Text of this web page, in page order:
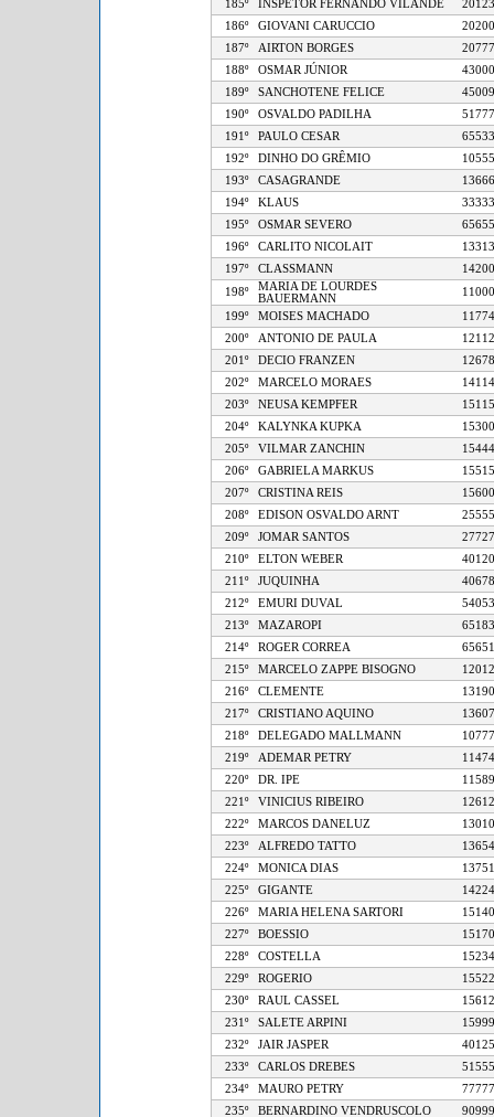
185º
INSPETOR FERNANDO VILANDE
186º
GIOVANI CARUCCIO
187º
AIRTON BORGES
188º
OSMAR JÚNIOR
189º
SANCHOTENE FELICE
190º
OSVALDO PADILHA
191º
PAULO CESAR
192º
DINHO DO GRÊMIO
193º
CASAGRANDE
194º
KLAUS
195º
OSMAR SEVERO
196º
CARLITO NICOLAIT
197º
CLASSMANN
198º
MARIA DE LOURDES
BAUERMANN
199º
MOISES MACHADO
200º
ANTONIO DE PAULA
201º
DECIO FRANZEN
202º
MARCELO MORAES
203º
NEUSA KEMPFER
204º
KALYNKA KUPKA
205º
VILMAR ZANCHIN
206º
GABRIELA MARKUS
207º
CRISTINA REIS
208º
EDISON OSVALDO ARNT
209º
JOMAR SANTOS
210º
ELTON WEBER
211º
JUQUINHA
212º
EMURI DUVAL
213º
MAZAROPI
214º
ROGER CORREA
215º
MARCELO ZAPPE BISOGNO
216º
CLEMENTE
217º
CRISTIANO AQUINO
218º
DELEGADO MALLMANN
219º
ADEMAR PETRY
220º
DR. IPE
221º
VINICIUS RIBEIRO
222º
MARCOS DANELUZ
223º
ALFREDO TATTO
224º
MONICA DIAS
225º
GIGANTE
226º
MARIA HELENA SARTORI
227º
BOESSIO
228º
COSTELLA
229º
ROGERIO
230º
RAUL CASSEL
231º
SALETE ARPINI
232º
JAIR JASPER
233º
CARLOS DREBES
234º
MAURO PETRY
235º
BERNARDINO VENDRUSCOLO